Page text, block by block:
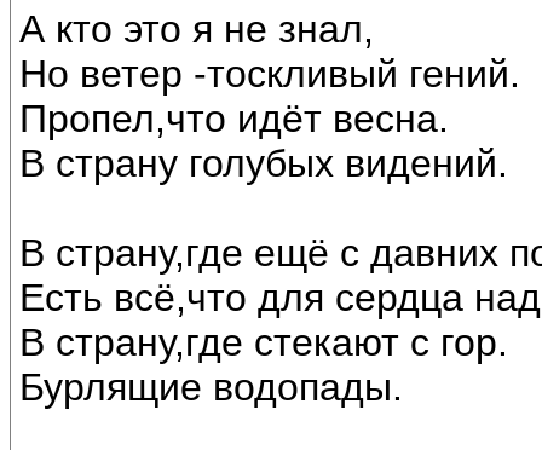
А кто это я не знал,
Но ветер -тоскливый гений.
Пропел,что идёт весна.
В страну голубых видений.
В страну,где ещё с давних
Есть всё,что для сердца
В страну,где стекают с гор.
Бурлящие водопады.